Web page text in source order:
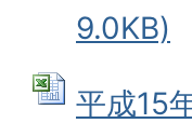
9.0KB)
平成15